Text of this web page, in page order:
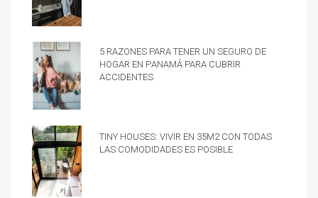
5 razones para tener un Seguro de
hogar en Panamá para cubrir
accidentes
Tiny Houses: vivir en 35m2 con todas
las comodidades es posible